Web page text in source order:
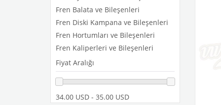
Fren Balata ve Bileşenleri
Fren Diski Kampana ve Bileşenleri
Fren Hortumları ve Bileşenleri
Fren Kaliperleri ve Bileşenleri
Fiyat Aralığı
34.00 USD - 35.00 USD